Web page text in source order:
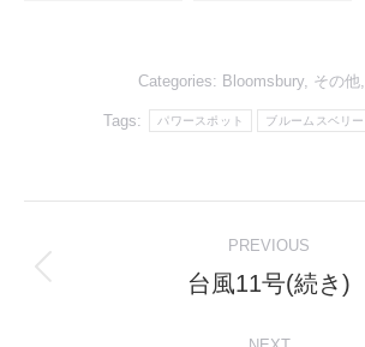
Categories: Bloomsbury, その他,
Tags: パワースポット ブルームスベリー
navigation
PREVIOUS
Previous
台風11号(続き)